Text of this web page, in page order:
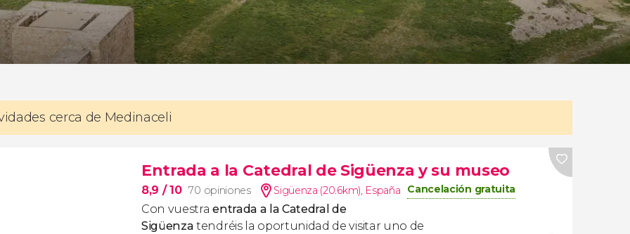
cerca de Medinaceli
Entrada a la Catedral de Sigüenza y su museo
8,9 / 10 70 opiniones Sigüenza (20.6km), España Cancelación gratuita
Con vuestraentrada a la Catedral de
Sigüenza tendréis la oportunidad de visitar uno de